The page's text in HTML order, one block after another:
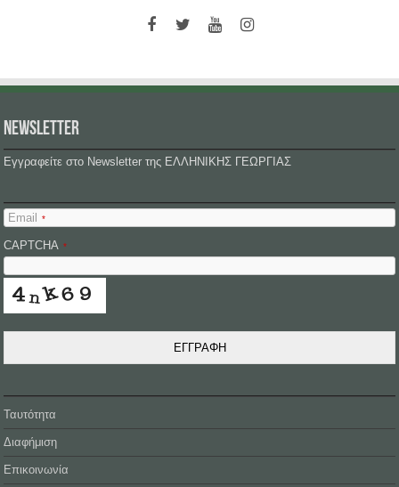
NEWSLETTER
Εγγραφείτε στο Newsletter της ΕΛΛΗΝΙΚΗΣ ΓΕΩΡΓΙΑΣ
Email *
CAPTCHA *
ΕΓΓΡΑΦΗ
Ταυτότητα
Διαφήμιση
Επικοινωνία